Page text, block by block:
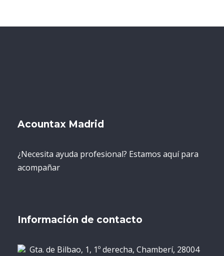
Acountax Madrid
¿Necesita ayuda profesional? Estamos aquí para
acompañar
Información de contacto
Gta. de Bilbao, 1, 1º derecha, Chamberí, 28004